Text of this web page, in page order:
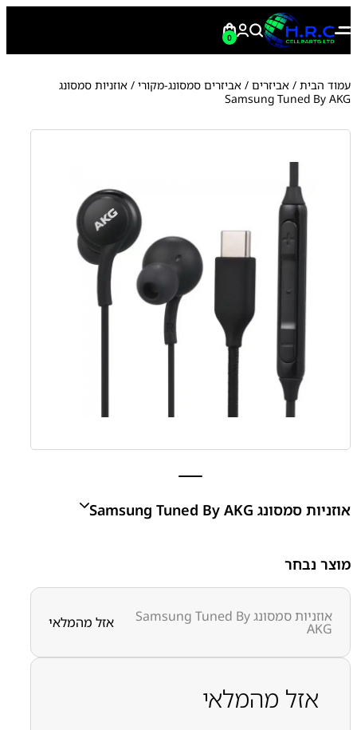
0
עמוד הבית / אביזרים / אביזרים סמסונג-מקורי / אוזניות סמסונג
Samsung Tuned By AKG
אוזניות סמסונג Samsung Tuned By AKG
₪ 65.00
מק״ט:6600000007
קטגוריות:
מוצר נבחר
אוזניות סמסונג Samsung Tuned By
AKG אזל מהמלאי
אזל מהמלאי